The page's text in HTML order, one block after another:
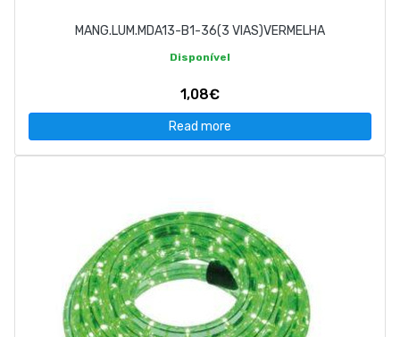
MANG.LUM.MDA13-B1-36(3 VIAS)VERMELHA
Disponível
1,08€
Read more